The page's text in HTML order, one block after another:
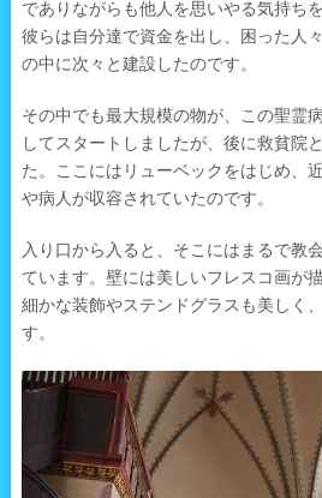
でありながらも他人を思いやる気持ち
彼らは自分達で資金を出し、困った人
の中に次々と建設したのです。
その中でも最大規模の物が、この聖霊
してスタートしましたが、後に救貧院
た。ここにはリューベックをはじめ、
や病人が収容されていたのです。
入り口から入ると、そこにはまるで教
ています。壁には美しいフレスコ画が
細かな装飾やステンドグラスも美しく
す。